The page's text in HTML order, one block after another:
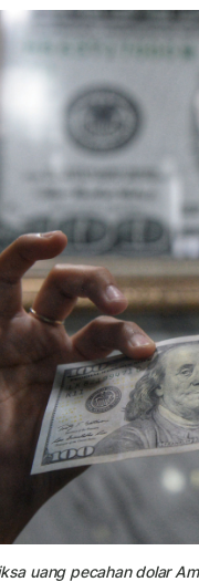
uang pecahan dolar